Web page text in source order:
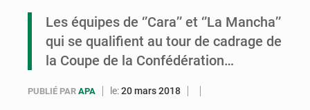
Compétitions africaines : la CAF ferme la porte à l’AC Léopards et à l’AS Otohô
Les équipes de ‘’Cara’’ et ‘’La Mancha’’
qui se qualifient au tour de cadrage de
la Coupe de la Confédération…
PUBLIÉ PAR APA le:20 mars 2018